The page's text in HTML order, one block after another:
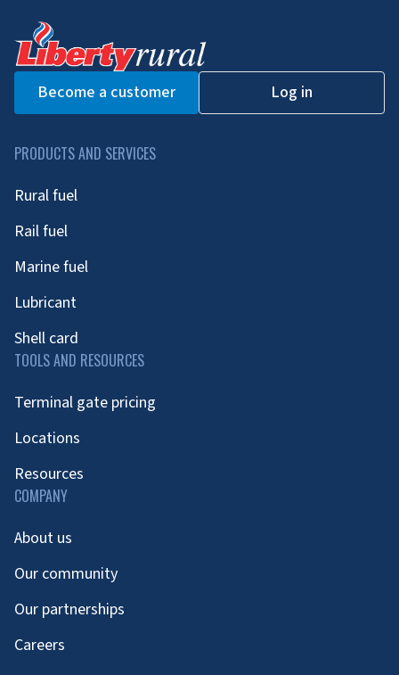
Become a customer Log in
PRODUCTS AND SERVICES
Rural fuel
Rail fuel
Marine fuel
Lubricant
Shell card
TOOLS AND RESOURCES
Terminal gate pricing
Locations
Resources
COMPANY
About us
Our community
Our partnerships
Careers